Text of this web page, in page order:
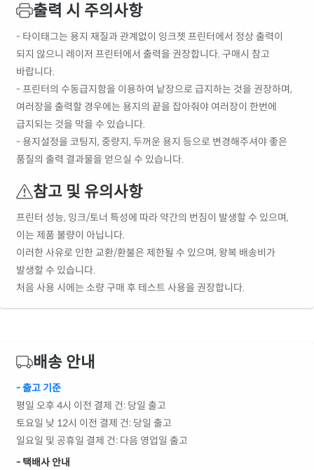
출력 시 주의사항
- 타이태그는 용지 재질과 관계없이 잉크젯 프린터에서 정상 출력이
되지 않으니 레이저 프린터에서 출력을 권장합니다. 구매시 참고
바랍니다.
- 프린터의 수동급지함을 이용하여 낱장으로 급지하는 것을 권장하며,
여러장을 출력할 경우에는 용지의 끝을 잡아줘야 여러장이 한번에
급지되는 것을 막을 수 있습니다.
- 용지설정을 코팅지, 중량지, 두꺼운 용지 등으로 변경해주셔야 좋은
품질의 출력 결과물을 얻으실 수 있습니다.
참고 및 유의사항
프린터 성능, 잉크/토너 특성에 따라 약간의 번짐이 발생할 수 있으며,
이는 제품 불량이 아닙니다.
이러한 사유로 인한 교환/환불은 제한될 수 있으며, 왕복 배송비가
발생할 수 있습니다.
처음 사용 시에는 소량 구매 후 테스트 사용을 권장합니다.
배송 안내
- 출고 기준
평일 오후 4시 이전 결제 건: 당일 출고
토요일 낮 12시 이전 결제 건: 당일 출고
일요일 및 공휴일 결제 건: 다음 영업일 출고
- 택배사 안내